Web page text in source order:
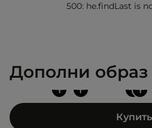
500: he.findLast is
Дополни образ
+
+ +
+
Купить